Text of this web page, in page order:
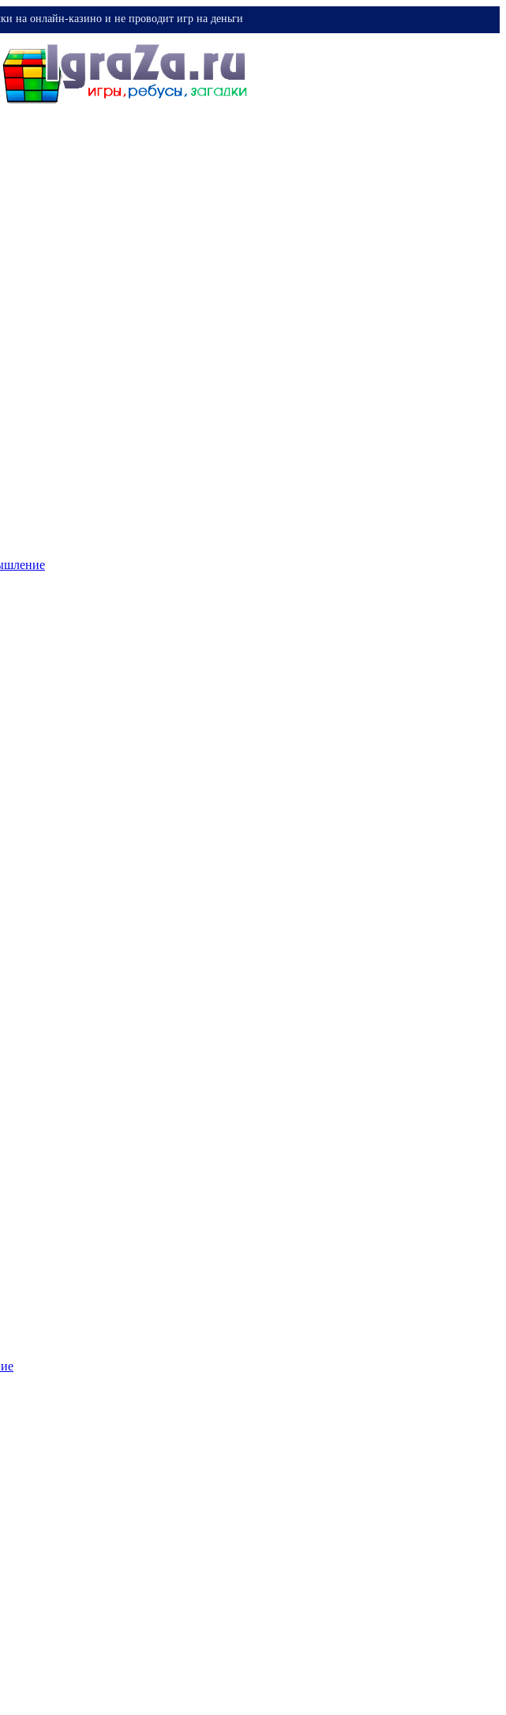
на онлайн-казино и не проводит игр на деньги